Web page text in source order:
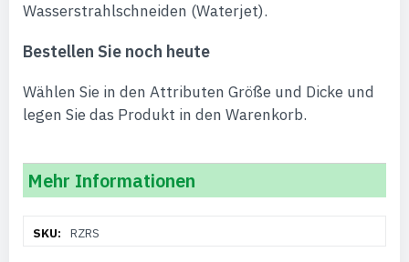
Wasserstrahlschneiden (Waterjet).
Bestellen Sie noch heute
Wählen Sie in den Attributen Größe und Dicke und
legen Sie das Produkt in den Warenkorb.
Mehr Informationen
Informationen
RZRS